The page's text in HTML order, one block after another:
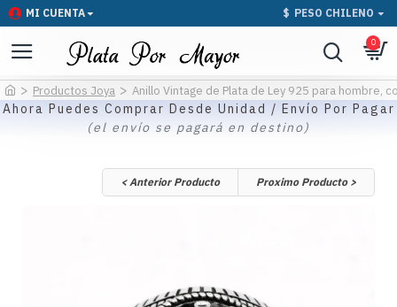
MI CUENTA $ PESO CHILENO
0
Productos Joya Anillo Vintage de Plata de Ley 925 para hombre,
Ahora Puedes Comprar Desde Unidad / Envío Por Pagar
(el envío se pagará en destino)
< Anterior Producto Proximo Producto >